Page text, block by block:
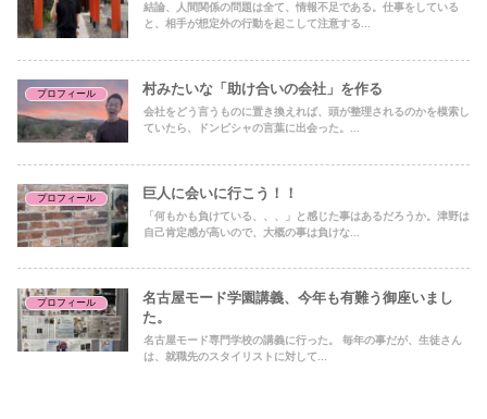
結論、人間関係の問題は全て、情報不足である。仕事をしている
と、相手が想定外の行動を起こして注意する...
プロフィール 村みたいな「助け合いの会社」を作る
会社をどう言うものに置き換えれば、頭が整理されるのかを模索し
ていたら、ドンピシャの言葉に出会った。...
プロフィール 巨人に会いに行こう！！
「何もかも負けている、、、」と感じた事はあるだろうか。津野は
自己肯定感が高いので、大概の事は負けな...
プロフィール
名古屋モード学園講義、今年も有難う御座いまし
た。
名古屋モード専門学校の講義に行った。 毎年の事だが、生徒さん
は、就職先のスタイリストに対して...